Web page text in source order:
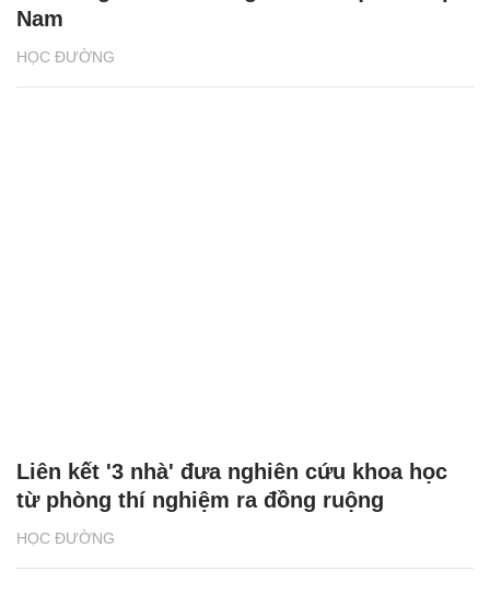
HỌC ĐƯỜNG
Nam
HỌC ĐƯỜNG
Liên kết '3 nhà' đưa nghiên cứu khoa học
từ phòng thí nghiệm ra đồng ruộng